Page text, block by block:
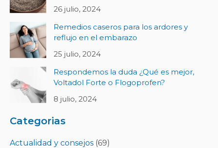
26 julio, 2024
Remedios caseros para los ardores y
reflujo en el embarazo
25 julio, 2024
Respondemos la duda ¿Qué es mejor,
Voltadol Forte o Flogoprofen?
8 julio, 2024
Categorias
Actualidad y consejos (69)